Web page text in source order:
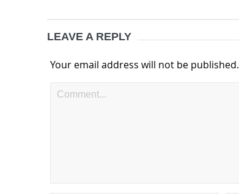
LEAVE A REPLY
Your email address will not be published.